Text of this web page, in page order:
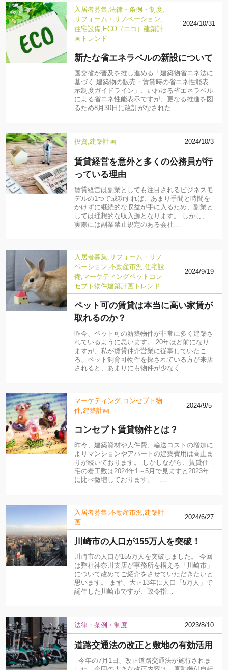
入居者募集 法律・条例・制度
リフォーム・リノベーション
住宅設備 ECO（エコ）建築計
画 トレンド
2024/10/31
新たな省エネラベルの新設について
国交省が普及を推し進める「建築物省エネ法に
基づく 建築物の販売・賃貸時の省エネ性能表
示制度ガイドライン」、いわゆる省エネラベル
による省エネ性能表示ですが、更なる推進を図
るため8月30日に改訂がなされた…
投資 建築計画 2024/10/3
賃貸経営を意外と多くの公務員が行
っている理由
賃貸経営は副業としても注目されるビジネスモ
デルの1つで成功すれば、あまり手間と時間を
かけずに継続的な収益が手に入るため、副業と
しては理想的な収入源となります。 しかし、
実際には副業禁止規定のある会社…
入居者募集 リフォーム・リノ
ベーション 不動産市況 住宅設
備 マーケティングペット コン
セプト物件建築計画 トレンド
2024/9/19
ペット可の賃貸は本当に高い家賃が
取れるのか？
昨今、ペット可の新築物件が非常に多く建築さ
れているように思います。 20年ほど前になり
ますが、私が賃貸仲介営業に従事していたこ
ろ、ペット飼育可物件を探されている方が来店
されると、あまりにも物件が少なく…
マーケティング コンセプト物
件 建築計画
2024/9/5
コンセプト賃貸物件とは？
昨今、建築資材や人件費、輸送コストの増加に
よりマンションやアパートの建築費用は高止ま
りが続いております。 しかしながら、賃貸住
宅の着工数は2024年1～5月で見ますと2023年
に比べ微増しております。 …
入居者募集 不動産市況 建築計
画
2024/6/27
川崎市の人口が155万人を突破！
川崎市の人口が155万人を突破しました。 今回
は弊社神奈川支店が事務所を構える「川崎市」
について改めてご紹介をさせていただきたいと
思います。 まず、大正13年に人口「5万人」で
誕生した川崎市ですが、政令指…
法律・条例・制度 2023/8/10
道路交通法の改正と敷地の有効活用
今年の7月1日、改正道路交通法が施行されま